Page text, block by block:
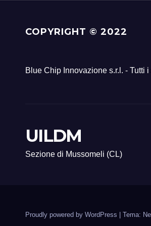
COPYRIGHT © 2022
Blue Chip Innovazione s.r.l. - Tutti
UILDM
Sezione di Mussomeli (CL)
Proudly powered by WordPress Tema: